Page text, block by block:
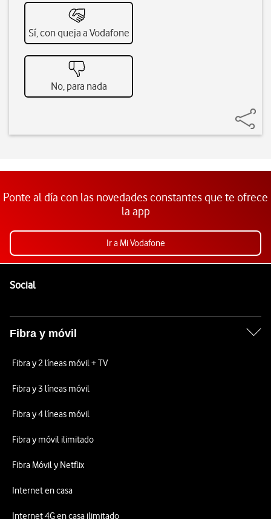
Sí, con queja a Vodafone
No, para nada
Ponte al día con las novedades constantes que te ofrece
la app
Ir a Mi Vodafone
SocialEnlaces a las redes sociales de Vodafone
Fibra y móvil
Fibra y 2 líneas móvil + TV
Fibra y 3 líneas móvil
Fibra y 4 líneas móvil
Fibra y móvil ilimitado
Fibra Móvil y Netflix
Internet en casa
Internet 4G en casa ilimitado